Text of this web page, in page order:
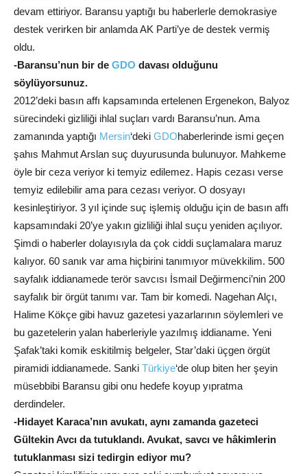
devam ettiriyor. Baransu yaptığı bu haberlerle demokrasiye
destek verirken bir anlamda AK Parti’ye de destek vermiş
oldu.
-Baransu’nun bir de GDO davası olduğunu
söylüyorsunuz.
2012’deki basın affı kapsamında ertelenen Ergenekon, Balyoz
sürecindeki gizliliği ihlal suçları vardı Baransu’nun. Ama
zamanında yaptığı Mersin‘deki GDOhaberlerinde ismi geçen
şahıs Mahmut Arslan suç duyurusunda bulunuyor. Mahkeme
öyle bir ceza veriyor ki temyiz edilemez. Hapis cezası verse
temyiz edilebilir ama para cezası veriyor. O dosyayı
kesinleştiriyor. 3 yıl içinde suç işlemiş olduğu için de basın affı
kapsamındaki 20’ye yakın gizliliği ihlal suçu yeniden açılıyor.
Şimdi o haberler dolayısıyla da çok ciddi suçlamalara maruz
kalıyor. 60 sanık var ama hiçbirini tanımıyor müvekkilim. 500
sayfalık iddianamede terör savcısı İsmail Değirmenci’nin 200
sayfalık bir örgüt tanımı var. Tam bir komedi. Nagehan Alçı,
Halime Kökçe gibi havuz gazetesi yazarlarının söylemleri ve
bu gazetelerin yalan haberleriyle yazılmış iddianame. Yeni
Şafak’taki komik eskitilmiş belgeler, Star’daki üçgen örgüt
piramidi iddianamede. Sanki Türkiye‘de olup biten her şeyin
müsebbibi Baransu gibi onu hedefe koyup yıpratma
derdindeler.
-Hidayet Karaca’nın avukatı, aynı zamanda gazeteci
Gültekin Avcı da tutuklandı. Avukat, savcı ve hâkimlerin
tutuklanması sizi tedirgin ediyor mu?